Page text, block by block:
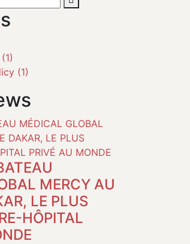
(1)
(1)
MERCY AU
LE PLUS
HÔPITAL